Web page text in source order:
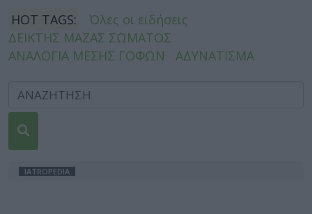
HOT TAGS:
Όλες οι ειδήσεις
ΔΕΙΚΤΗΣ ΜΑΖΑΣ ΣΩΜΑΤΟΣ
ΑΝΑΛΟΓΙΑ ΜΕΣΗΣ ΓΟΦΩΝ
ΑΔΥΝΑΤΙΣΜΑ
IATROPEDIA